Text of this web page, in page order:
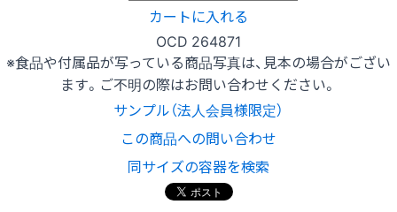
カートに入れる
OCD 264871
※食品や付属品が写っている商品写真は、見本の場合がござい
ます。ご不明の際はお問い合わせください。
サンプル（法人会員様限定）
この商品への問い合わせ
同サイズの容器を検索